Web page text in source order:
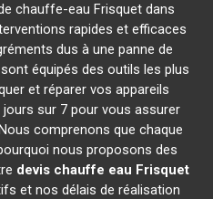
chauffe-eau Frisquet dans
rapides et efficaces
dus à une panne de
équipés des outils les plus
et réparer vos appareils
sur 7 pour vous assurer
comprenons que chaque
nous proposons des
devis chauffe eau Frisquet
et nos délais de réalisation